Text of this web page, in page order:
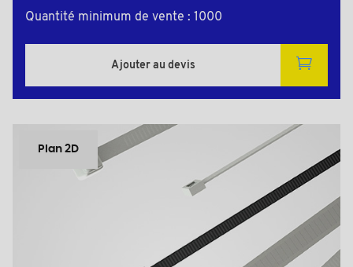
Quantité minimum de vente : 1000
Ajouter au devis
Plan 2D